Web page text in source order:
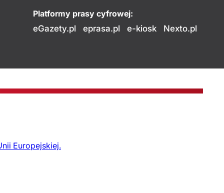
Platformy prasy cyfrowej:
eGazety.pl
eprasa.pl e-kiosk Nexto.pl
Europejskiej.